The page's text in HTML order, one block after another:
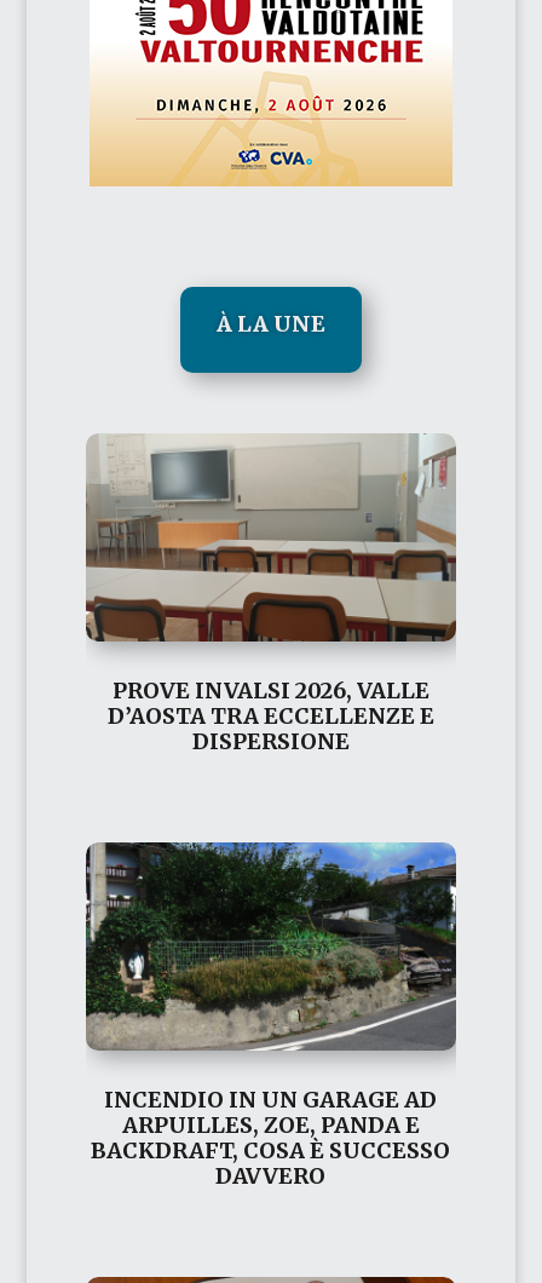
À LA UNE
PROVE INVALSI 2026, VALLE
D’AOSTA TRA ECCELLENZE E
DISPERSIONE
INCENDIO IN UN GARAGE AD
ARPUILLES, ZOE, PANDA E
BACKDRAFT, COSA È SUCCESSO
DAVVERO